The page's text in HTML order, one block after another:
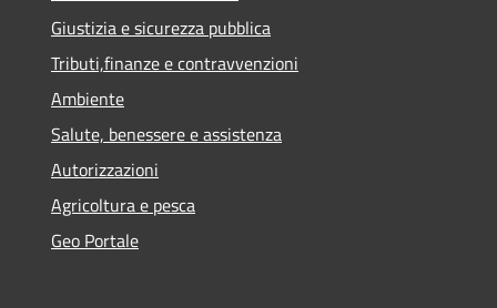
Giustizia e sicurezza pubblica
Tributi,finanze e contravvenzioni
Ambiente
Salute, benessere e assistenza
Autorizzazioni
Agricoltura e pesca
Geo Portale